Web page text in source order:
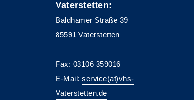
Vaterstetten:
Baldhamer Straße 39
85591 Vaterstetten
Fax: 08106 359016
E-Mail: service(at)vhs-
Vaterstetten.de